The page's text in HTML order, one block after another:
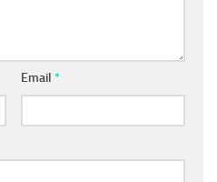
Email *